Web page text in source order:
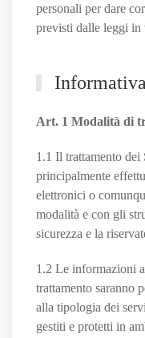
personali per dare
previsti dalle leggi in
Art. 1 Modalità di
1.1 Il trattamento dei
principalmente
elettronici o
modalità e con gli
sicurezza e la
1.2 Le informazioni
trattamento saranno
alla tipologia dei
gestiti e protetti in